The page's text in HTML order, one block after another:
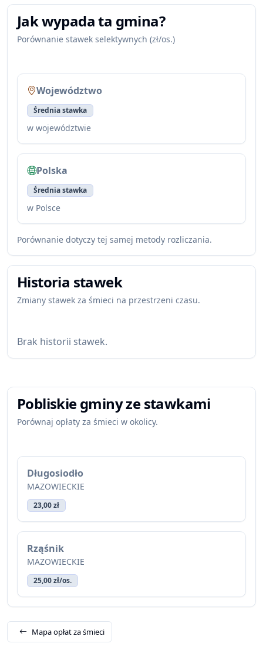
Jak wypada ta gmina?
Porównanie stawek selektywnych (zł/os.)
Województwo
Średnia stawka
w województwie
Polska
Średnia stawka
w Polsce
Porównanie dotyczy tej samej metody rozliczania.
Historia stawek
Zmiany stawek za śmieci na przestrzeni czasu.
Brak historii stawek.
Pobliskie gminy ze stawkami
Porównaj opłaty za śmieci w okolicy.
Długosiodło
MAZOWIECKIE
23,00 zł
Rząśnik
MAZOWIECKIE
25,00 zł/os.
Mapa opłat za śmieci